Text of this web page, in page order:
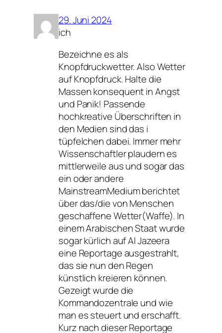
29. Juni 2024
ich
Bezeichne es als
Knopfdruckwetter. Also Wetter
auf Knopfdruck. Halte die
Massen konsequent in Angst
und Panik! Passende
hochkreative Überschriften in
den Medien sind das i
tüpfelchen dabei. Immer mehr
Wissenschaftler plaudern es
mittlerweile aus und sogar das
ein oder andere
MainstreamMedium berichtet
über das/die von Menschen
geschaffene Wetter(Waffe). In
einem Arabischen Staat wurde
sogar kürlich auf Al Jazeera
eine Reportage ausgestrahlt,
das sie nun den Regen
künstlich kreieren können.
Gezeigt wurde die
Kommandozentrale und wie
man es steuert und erschafft.
Kurz nach dieser Reportage